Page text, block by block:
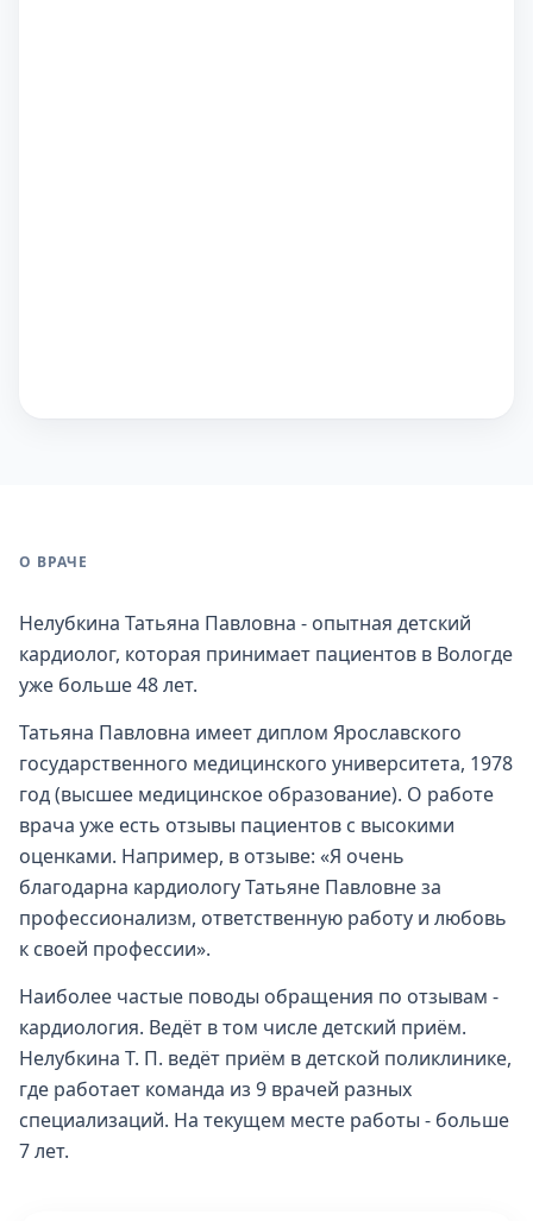
О ВРАЧЕ
Нелубкина Татьяна Павловна - опытная детский
кардиолог, которая принимает пациентов в Вологде
уже больше 48 лет.
Татьяна Павловна имеет диплом Ярославского
государственного медицинского университета, 1978
год (высшее медицинское образование). О работе
врача уже есть отзывы пациентов с высокими
оценками. Например, в отзыве: «Я очень
благодарна кардиологу Татьяне Павловне за
профессионализм, ответственную работу и любовь
к своей профессии».
Наиболее частые поводы обращения по отзывам -
кардиология. Ведёт в том числе детский приём.
Нелубкина Т. П. ведёт приём в детской поликлинике,
где работает команда из 9 врачей разных
специализаций. На текущем месте работы - больше
7 лет.